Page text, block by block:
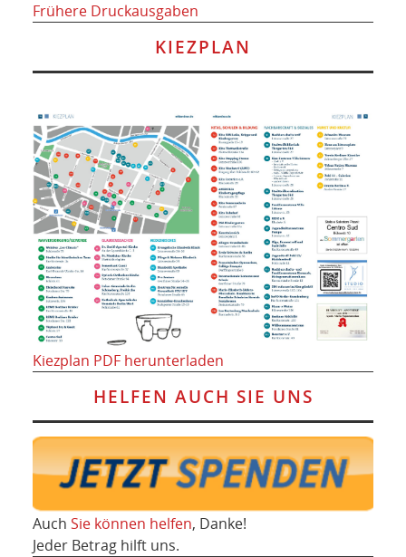
Frühere Druckausgaben
KIEZPLAN
Kiezplan PDF herunterladen
HELFEN AUCH SIE UNS
Auch Sie können helfen, Danke!
Jeder Betrag hilft uns.